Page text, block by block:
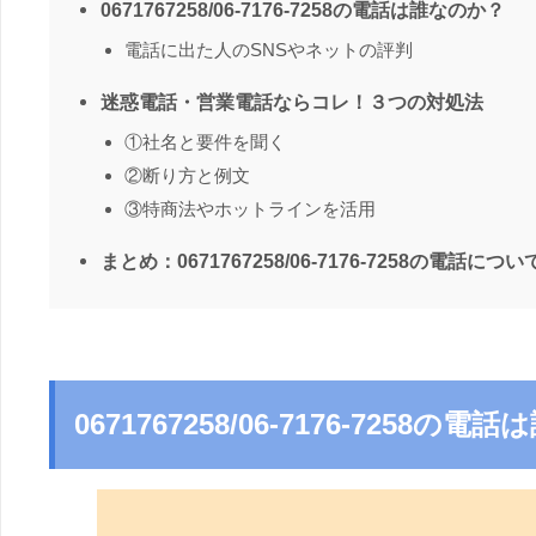
0671767258/06-7176-7258の電話は誰なのか？
電話に出た人のSNSやネットの評判
迷惑電話・営業電話ならコレ！３つの対処法
①社名と要件を聞く
②断り方と例文
③特商法やホットラインを活用
まとめ：0671767258/06-7176-7258の電話につい
0671767258/06-7176-7258の電話